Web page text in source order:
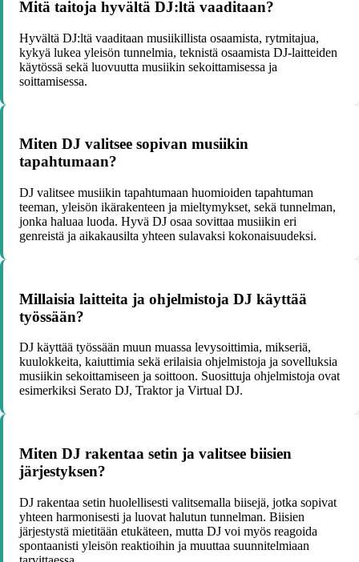
Mitä taitoja hyvältä DJ:ltä vaaditaan?
Hyvältä DJ:ltä vaaditaan musiikillista osaamista, rytmitajua,
kykyä lukea yleisön tunnelmia, teknistä osaamista DJ-laitteiden
käytössä sekä luovuutta musiikin sekoittamisessa ja
soittamisessa.
Miten DJ valitsee sopivan musiikin
tapahtumaan?
DJ valitsee musiikin tapahtumaan huomioiden tapahtuman
teeman, yleisön ikärakenteen ja mieltymykset, sekä tunnelman,
jonka haluaa luoda. Hyvä DJ osaa sovittaa musiikin eri
genreistä ja aikakausilta yhteen sulavaksi kokonaisuudeksi.
Millaisia laitteita ja ohjelmistoja DJ käyttää
työssään?
DJ käyttää työssään muun muassa levysoittimia, mikseriä,
kuulokkeita, kaiuttimia sekä erilaisia ohjelmistoja ja sovelluksia
musiikin sekoittamiseen ja soittoon. Suosittuja ohjelmistoja ovat
esimerkiksi Serato DJ, Traktor ja Virtual DJ.
Miten DJ rakentaa setin ja valitsee biisien
järjestyksen?
DJ rakentaa setin huolellisesti valitsemalla biisejä, jotka sopivat
yhteen harmonisesti ja luovat halutun tunnelman. Biisien
järjestystä mietitään etukäteen, mutta DJ voi myös reagoida
spontaanisti yleisön reaktioihin ja muuttaa suunnitelmiaan